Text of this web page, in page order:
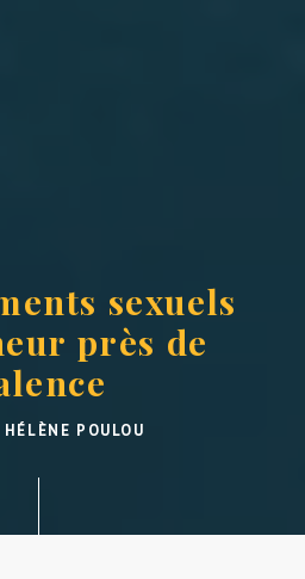
sexuels
près de
POULOU